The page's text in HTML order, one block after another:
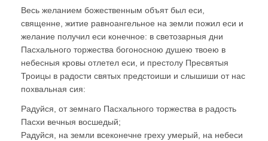
Весь желанием божественным объят был еси,
священне, житие равноангельное на земли пожил еси и
желание получил еси конечное: в светозарныя дни
Пасхального торжества богоносною душею твоею в
небесныя кровы отлетел еси, и престолу Пресвятыя
Троицы в радости святых предстоиши и слышиши от нас
похвальная сия:
Радуйся, от земнаго Пасхального торжества в радость
Пасхи вечныя восшедый;
Радуйся, на земли всеконечне греху умерый, на небеси